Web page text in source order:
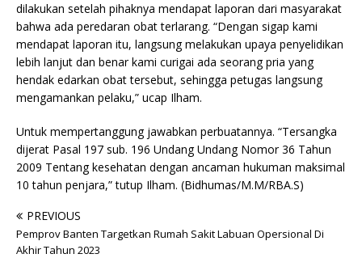
dilakukan setelah pihaknya mendapat laporan dari masyarakat
bahwa ada peredaran obat terlarang. “Dengan sigap kami
mendapat laporan itu, langsung melakukan upaya penyelidikan
lebih lanjut dan benar kami curigai ada seorang pria yang
hendak edarkan obat tersebut, sehingga petugas langsung
mengamankan pelaku,” ucap Ilham.
Untuk mempertanggung jawabkan perbuatannya. “Tersangka
dijerat Pasal 197 sub. 196 Undang Undang Nomor 36 Tahun
2009 Tentang kesehatan dengan ancaman hukuman maksimal
10 tahun penjara,” tutup Ilham. (Bidhumas/M.M/RBA.S)
PREVIOUS
Pemprov Banten Targetkan Rumah Sakit Labuan Opersional Di
Akhir Tahun 2023